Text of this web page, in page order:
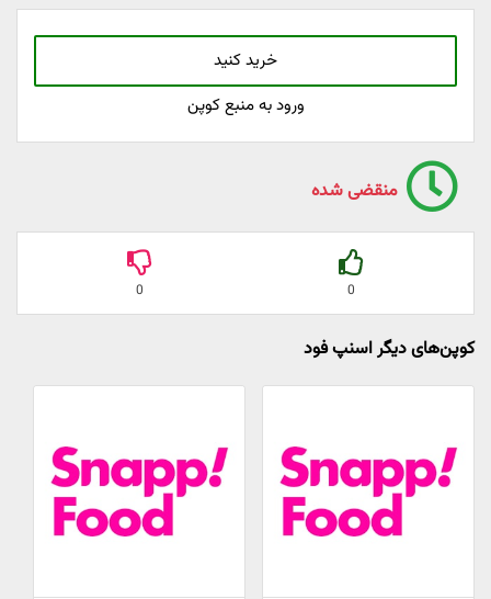
خرید کنید
ورود به منبع کوپن
منقضی شده
0
0
کوپن‌های دیگر اسنپ فود